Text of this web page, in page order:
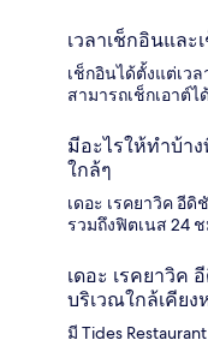
เวลาเช็กอินและ
เช็กอินได้ตั้งแต่เว
สามารถเช็กเอาต์ไ
มีอะไรให้ทำบ้า
ใกล้ๆ
เดอะ เรคยาวิค อี
รวมถึงฟิตเนส 24
เดอะ เรคยาวิค
บริเวณใกล้เคียง
มี Tides